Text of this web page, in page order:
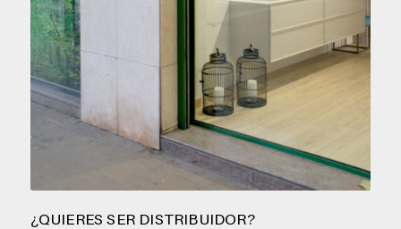
¿QUIERES SER DISTRIBUIDOR?